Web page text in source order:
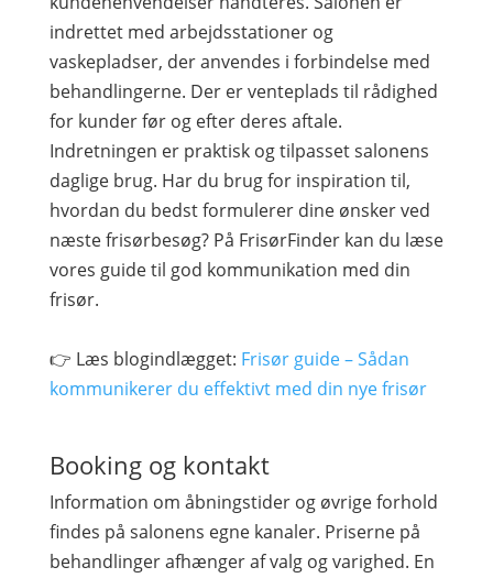
indrettet med arbejdsstationer og
vaskepladser, der anvendes i forbindelse med
behandlingerne. Der er venteplads til rådighed
for kunder før og efter deres aftale.
Indretningen er praktisk og tilpasset salonens
daglige brug. Har du brug for inspiration til,
hvordan du bedst formulerer dine ønsker ved
næste frisørbesøg? På FrisørFinder kan du læse
vores guide til god kommunikation med din
frisør.
👉 Læs blogindlægget: Frisør guide – Sådan
kommunikerer du effektivt med din nye frisør
Booking og kontakt
Information om åbningstider og øvrige forhold
findes på salonens egne kanaler. Priserne på
behandlinger afhænger af valg og varighed. En